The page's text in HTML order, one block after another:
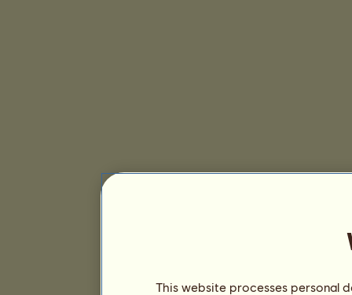
This website processes personal